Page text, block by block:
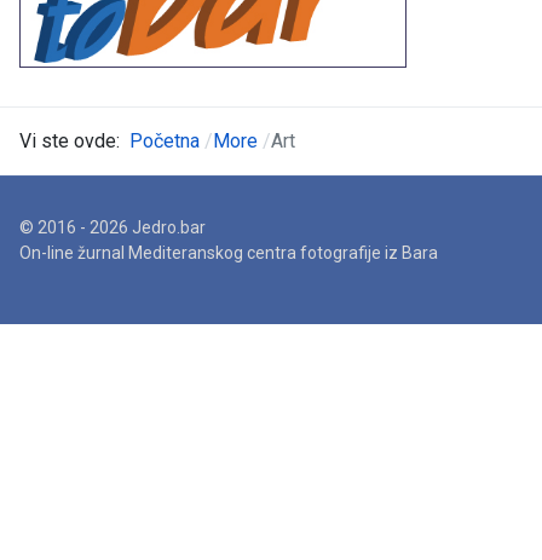
Vi ste ovde: Početna More Art
© 2016 - 2026 Jedro.bar
On-line žurnal Mediteranskog centra fotografije iz Bara